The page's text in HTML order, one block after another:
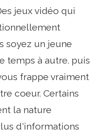
jeux vidéo qui
soyez un jeune
temps à autre. puis
frappe vraiment
coeur. Certains
la nature
d'informations